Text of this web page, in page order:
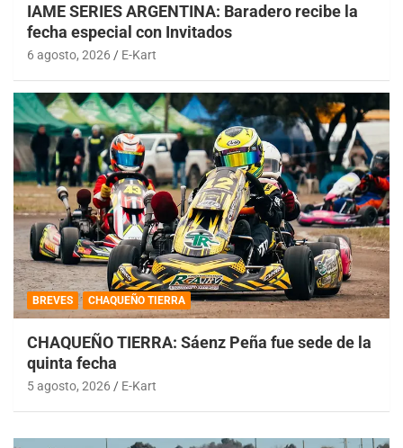
IAME SERIES ARGENTINA: Baradero recibe la
fecha especial con Invitados
6 agosto, 2026 E-Kart
BREVES CHAQUEÑO TIERRA
CHAQUEÑO TIERRA: Sáenz Peña fue sede de la
quinta fecha
5 agosto, 2026 E-Kart